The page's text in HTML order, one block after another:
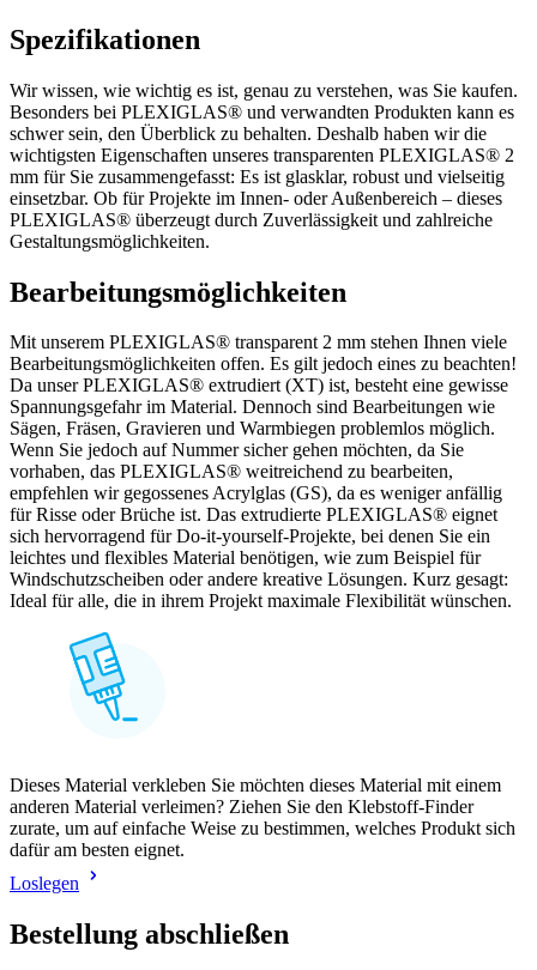
Spezifikationen
Wir wissen, wie wichtig es ist, genau zu verstehen, was Sie kaufen.
Besonders bei PLEXIGLAS® und verwandten Produkten kann es
schwer sein, den Überblick zu behalten. Deshalb haben wir die
wichtigsten Eigenschaften unseres transparenten PLEXIGLAS® 2
mm für Sie zusammengefasst: Es ist glasklar, robust und vielseitig
einsetzbar. Ob für Projekte im Innen- oder Außenbereich – dieses
PLEXIGLAS® überzeugt durch Zuverlässigkeit und zahlreiche
Gestaltungsmöglichkeiten.
Bearbeitungsmöglichkeiten
Mit unserem PLEXIGLAS® transparent 2 mm stehen Ihnen viele
Bearbeitungsmöglichkeiten offen. Es gilt jedoch eines zu beachten!
Da unser PLEXIGLAS® extrudiert (XT) ist, besteht eine gewisse
Spannungsgefahr im Material. Dennoch sind Bearbeitungen wie
Sägen, Fräsen, Gravieren und Warmbiegen problemlos möglich.
Wenn Sie jedoch auf Nummer sicher gehen möchten, da Sie
vorhaben, das PLEXIGLAS® weitreichend zu bearbeiten,
empfehlen wir gegossenes Acrylglas (GS), da es weniger anfällig
für Risse oder Brüche ist. Das extrudierte PLEXIGLAS® eignet
sich hervorragend für Do-it-yourself-Projekte, bei denen Sie ein
leichtes und flexibles Material benötigen, wie zum Beispiel für
Windschutzscheiben oder andere kreative Lösungen. Kurz gesagt:
Ideal für alle, die in ihrem Projekt maximale Flexibilität wünschen.
Dieses Material verkleben Sie möchten dieses Material mit einem
anderen Material verleimen? Ziehen Sie den Klebstoff-Finder
zurate, um auf einfache Weise zu bestimmen, welches Produkt sich
dafür am besten eignet.
Loslegen
Bestellung abschließen